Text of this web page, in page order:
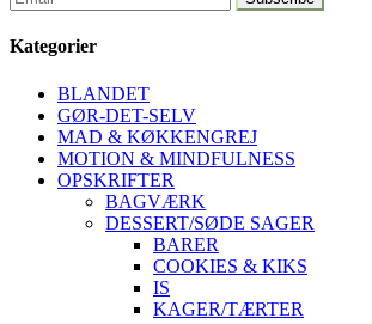
Kategorier
BLANDET
GØR-DET-SELV
MAD & KØKKENGREJ
MOTION & MINDFULNESS
OPSKRIFTER
BAGVÆRK
DESSERT/SØDE SAGER
BARER
COOKIES & KIKS
IS
KAGER/TÆRTER